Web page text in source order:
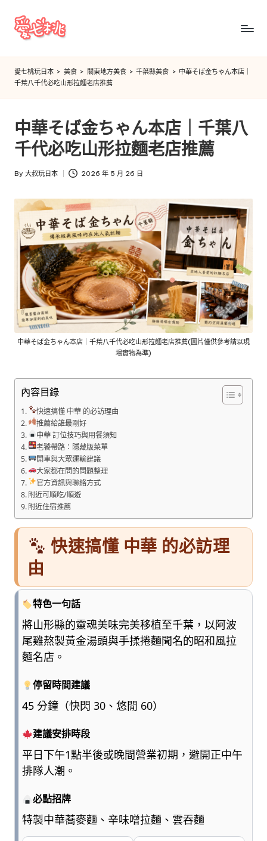
Skip
愛
七
桃
玩
日
本
愛七桃玩日本 > 美食 > 關東地方美食 > 千葉縣美食 > 中華そば金ちゃん本店｜
千葉八千代必吃山形拉麵老店推薦
中華そば金ちゃん本店｜千葉八
千代必吃山形拉麵老店推薦
Posted
By 大叔玩日本 2026 年 5 月 26 日
中華そば金ちゃん本店｜千葉八千代必吃山形拉麵老店推薦(圖片僅供參考請以現
場實物為準)
內容目錄
快速搞懂 中華 的必訪理由
推薦給誰最剛好
中華 訂位技巧與用餐須知
老饕帶路：隱藏版菜單
開車與大眾運輸建議
大家都在問的問題整理
官方資訊與聯絡方式
附近可順吃/順遊
附近住宿推薦
快速搞懂 中華 的必訪理
由
特色一句話
將山形縣的靈魂美味完美移植至千葉，以阿波
尾雞熬製黃金湯頭與手揉捲麵聞名的昭和風拉
麵名店。
停留時間建議
45 分鐘（快閃 30、悠閒 60）
建議安排時段
平日下午1點半後或晚間營業初期，避開正中午
排隊人潮。
必點招牌
特製中華蕎麥麵、辛味噌拉麵、雲吞麵